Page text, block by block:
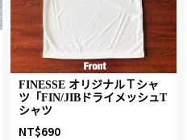
FINESSE オリジナルＴシャ
ツ「FIN/JIBドライメッシュT
シャツ
NT$690